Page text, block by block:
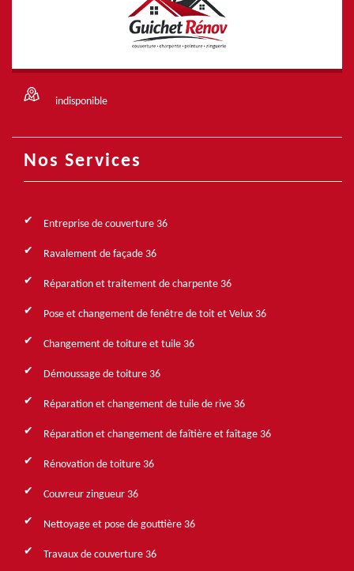
indisponible
Nos Services
Entreprise de couverture 36
Ravalement de façade 36
Réparation et traitement de charpente 36
Pose et changement de fenêtre de toit et Velux 36
Changement de toiture et tuile 36
Démoussage de toiture 36
Réparation et changement de tuile de rive 36
Réparation et changement de faîtière et faîtage 36
Rénovation de toiture 36
Couvreur zingueur 36
Nettoyage et pose de gouttière 36
Travaux de couverture 36